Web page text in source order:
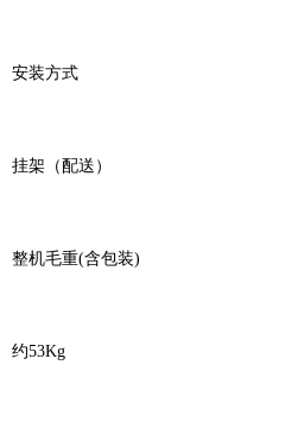
安装方式
挂架（配送）
整机毛重(含包装)
约53Kg